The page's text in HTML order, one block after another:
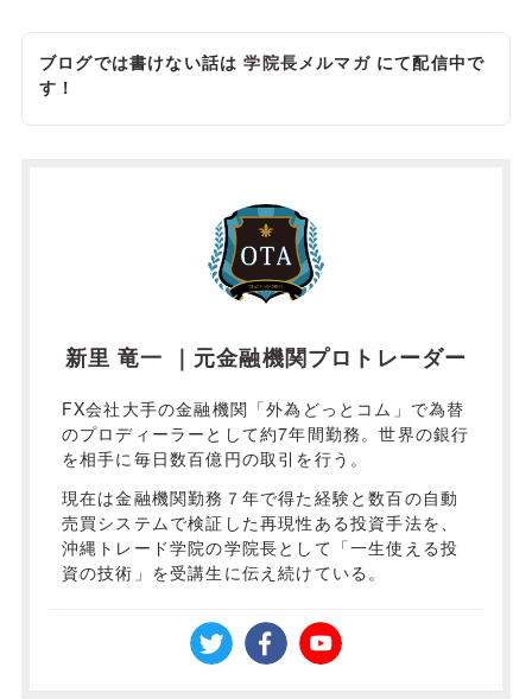
ブログでは書けない話は学院長メルマガにて配信中で
す！
新里 竜一 ｜元金融機関プロトレーダー
FX会社大手の金融機関「外為どっとコム」で為替
のプロディーラーとして約7年間勤務。世界の銀行
を相手に毎日数百億円の取引を行う。
現在は金融機関勤務７年で得た経験と数百の自動
売買システムで検証した再現性ある投資手法を、
沖縄トレード学院の学院長として「一生使える投
資の技術」を受講生に伝え続けている。